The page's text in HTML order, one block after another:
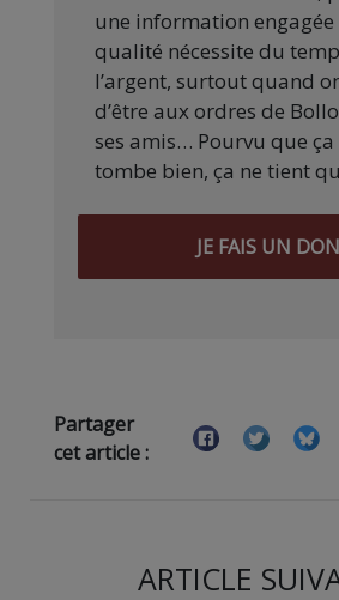
une information engagée
qualité nécessite du
l’argent, surtout quand
d’être aux ordres de
ses amis… Pourvu que ça
tombe bien, ça ne tient
JE FAIS UN DON
Partager
cet article :
ARTICLE